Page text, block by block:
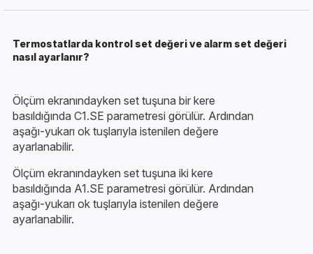
Termostatlarda kontrol set değeri ve alarm set değeri
nasıl ayarlanır?
Ölçüm ekranındayken set tuşuna bir kere
basıldığında C1.SE parametresi görülür. Ardından
aşağı-yukarı ok tuşlarıyla istenilen değere
ayarlanabilir.
Ölçüm ekranındayken set tuşuna iki kere
basıldığında A1.SE parametresi görülür. Ardından
aşağı-yukarı ok tuşlarıyla istenilen değere
ayarlanabilir.